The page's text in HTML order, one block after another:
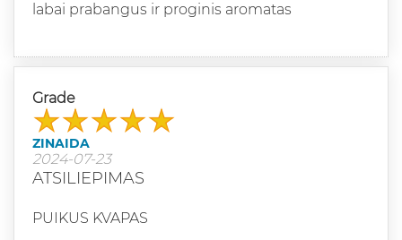
labai prabangus ir proginis aromatas
Grade
ZINAIDA
2024-07-23
ATSILIEPIMAS
PUIKUS KVAPAS